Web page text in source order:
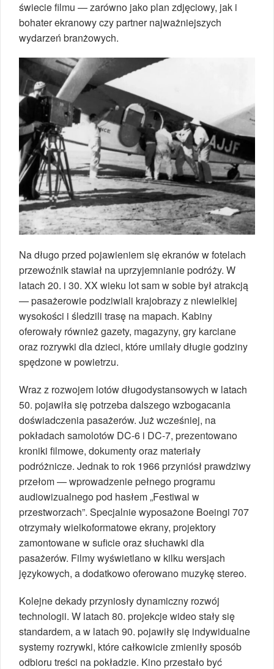
świecie filmu — zarówno jako plan zdjęciowy, jak i
bohater ekranowy czy partner najważniejszych
wydarzeń branżowych.
Na długo przed pojawieniem się ekranów w fotelach
przewoźnik stawiał na uprzyjemnianie podróży. W
latach 20. i 30. XX wieku lot sam w sobie był atrakcją
— pasażerowie podziwiali krajobrazy z niewielkiej
wysokości i śledzili trasę na mapach. Kabiny
oferowały również gazety, magazyny, gry karciane
oraz rozrywki dla dzieci, które umilały długie godziny
spędzone w powietrzu.
Wraz z rozwojem lotów długodystansowych w latach
50. pojawiła się potrzeba dalszego wzbogacania
doświadczenia pasażerów. Już wcześniej, na
pokładach samolotów DC-6 i DC-7, prezentowano
kroniki filmowe, dokumenty oraz materiały
podróżnicze. Jednak to rok 1966 przyniósł prawdziwy
przełom — wprowadzenie pełnego programu
audiowizualnego pod hasłem „Festiwal w
przestworzach”. Specjalnie wyposażone Boeingi 707
otrzymały wielkoformatowe ekrany, projektory
zamontowane w suficie oraz słuchawki dla
pasażerów. Filmy wyświetlano w kilku wersjach
językowych, a dodatkowo oferowano muzykę stereo.
Kolejne dekady przyniosły dynamiczny rozwój
technologii. W latach 80. projekcje wideo stały się
standardem, a w latach 90. pojawiły się indywidualne
systemy rozrywki, które całkowicie zmieniły sposób
odbioru treści na pokładzie. Kino przestało być